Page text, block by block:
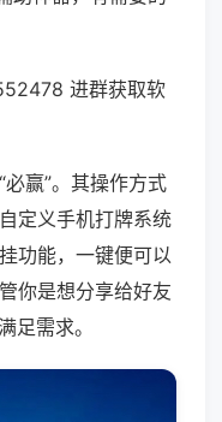
进群获取软
赢”。其操作方式
定义手机打牌系统
功能，一键便可以
你是想分享给好友
足需求。